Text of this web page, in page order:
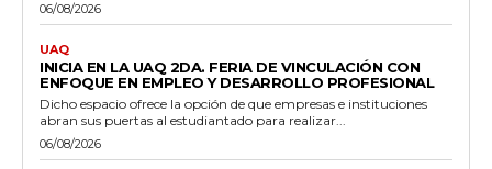
06/08/2026
UAQ
INICIA EN LA UAQ 2DA. FERIA DE VINCULACIÓN CON
ENFOQUE EN EMPLEO Y DESARROLLO PROFESIONAL
Dicho espacio ofrece la opción de que empresas e instituciones
abran sus puertas al estudiantado para realizar...
06/08/2026